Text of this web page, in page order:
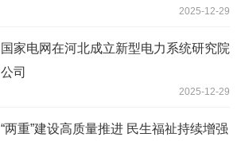
2025-12-29
国家电网在河北成立新型电力系统研究院
公司
2025-12-29
“两重”建设高质量推进 民生福祉持续增强